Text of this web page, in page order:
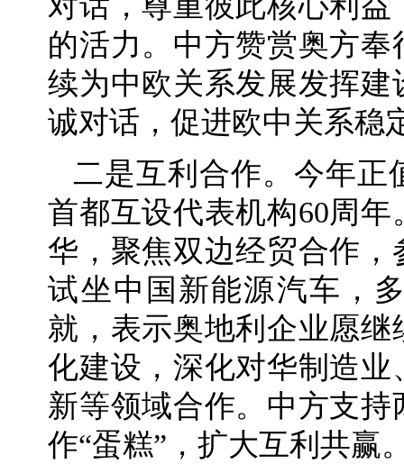
的活力。中方赞赏奥方
续为中欧关系发展发挥
诚对话，促进欧中关系稳
二是互利合作。今年正
首都互设代表机构60周
华，聚焦双边经贸合作
试坐中国新能源汽车，
就，表示奥地利企业愿
化建设，深化对华制造
新等领域合作。中方支
作“蛋糕”，扩大互利共赢